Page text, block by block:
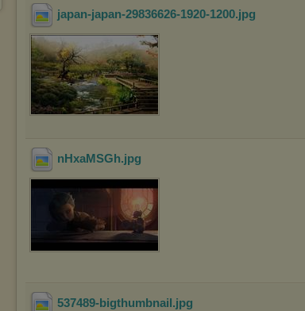
japan-japan-29836626-1920-1200.jpg
nHxaMSGh.jpg
537489-bigthumbnail .jpg